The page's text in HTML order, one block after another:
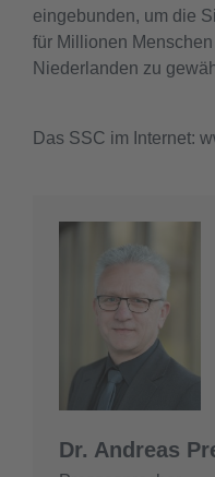
eingebunden, um die
für Millionen
Niederlanden zu
Das SSC im Internet:
Dr. Andreas